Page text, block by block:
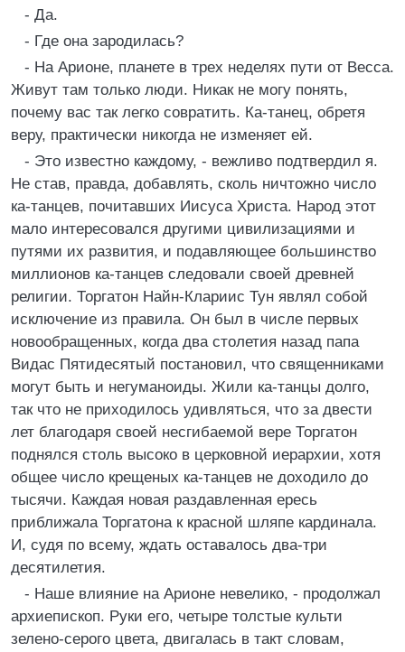
- Да.
- Где она зародилась?
- На Арионе, планете в трех неделях пути от Весса.
Живут там только люди. Никак не могу понять,
почему вас так легко совратить. Ка-танец, обретя
веру, практически никогда не изменяет ей.
- Это известно каждому, - вежливо подтвердил я.
Не став, правда, добавлять, сколь ничтожно число
ка-танцев, почитавших Иисуса Христа. Народ этот
мало интересовался другими цивилизациями и
путями их развития, и подавляющее большинство
миллионов ка-танцев следовали своей древней
религии. Торгатон Найн-Клариис Тун являл собой
исключение из правила. Он был в числе первых
новообращенных, когда два столетия назад папа
Видас Пятидесятый постановил, что священниками
могут быть и негуманоиды. Жили ка-танцы долго,
так что не приходилось удивляться, что за двести
лет благодаря своей несгибаемой вере Торгатон
поднялся столь высоко в церковной иерархии, хотя
общее число крещеных ка-танцев не доходило до
тысячи. Каждая новая раздавленная ересь
приближала Торгатона к красной шляпе кардинала.
И, судя по всему, ждать оставалось два-три
десятилетия.
- Наше влияние на Арионе невелико, - продолжал
архиепископ. Руки его, четыре толстые культи
зелено-серого цвета, двигалась в такт словам,